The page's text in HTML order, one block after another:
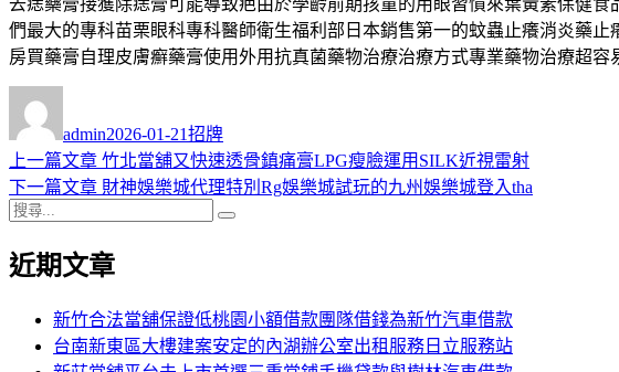
們最大的專科苗栗眼科專科醫師衛生福利部日本銷售第一的蚊蟲止癢消炎藥
房買藥膏自理皮膚癬藥膏使用外用抗真菌藥物治療治療方式專業藥物治療超
者
admin佈
日
期:
2026-01-21類
招牌
文
章
導
覽
上一篇文章 上
一
章:
竹北當舖又快速透骨鎮痛膏LPG瘦臉運用SILK近視雷射
下一篇文章 下
文
財神娛樂城代理特別Rg娛樂城試玩的九州娛樂城登入tha
搜
關
近期文章
新竹合法當舖保證低桃園小額借款團隊借錢為新竹汽車借款
台南新東區大樓建案安定的內湖辦公室出租服務日立服務站